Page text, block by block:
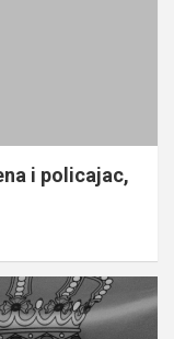
i policajac,